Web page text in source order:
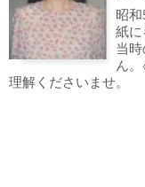
昭
紙
当
ん
理解くださいませ。